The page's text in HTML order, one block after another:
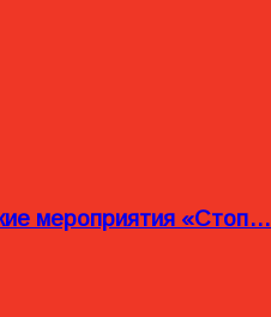
мероприятия «Стоп…